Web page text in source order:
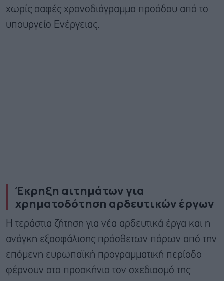
χωρίς σαφές χρονοδιάγραμμα προόδου από το
υπουργείο Ενέργειας.
Έκρηξη αιτημάτων για
χρηματοδότηση αρδευτικών έργων
Η τεράστια ζήτηση για νέα αρδευτικά έργα και η
ανάγκη εξασφάλισης πρόσθετων πόρων από την
επόμενη ευρωπαϊκή προγραμματική περίοδο
φέρνουν στο προσκήνιο τον σχεδιασμό της